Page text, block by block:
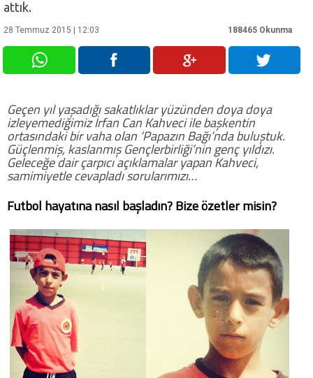
Futbol
Basketbol
Voleybol
Hentbol
Bisiklet
Sosyal Medya
Facebook
Twitter
Google Plus
attık.
28 Temmuz 2015 | 12:03 188465 Okunma
Geçen yıl yaşadığı sakatlıklar yüzünden doya doya
izleyemediğimiz İrfan Can Kahveci ile başkentin
ortasındaki bir vaha olan ‘Papazın Bağı’nda buluştuk.
Güçlenmiş, kaslanmış Gençlerbirliği’nin genç yıldızı.
Geleceğe dair çarpıcı açıklamalar yapan Kahveci,
samimiyetle cevapladı sorularımızı…
Futbol hayatına nasıl başladın? Bize özetler misin?